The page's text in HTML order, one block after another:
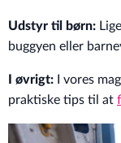
Udstyr til børn:
buggyen eller
I øvrigt:
I vores
praktiske tips til at